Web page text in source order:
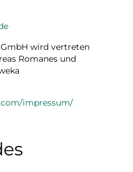
wird vertreten
Romanes und
impressum/